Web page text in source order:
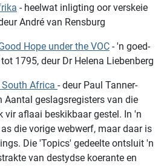
- heelwat inligting oor verskeie
André van Rensburg
Hope under the VOC - 'n goed-
1795, deur Dr Helena Liebenberg
Africa - deur Paul Tanner-
Aantal geslagsregisters van die
vir aflaai beskikbaar gestel. In 'n
die vorige webwerf, maar daar is
Die 'Topics' gedeelte ontsluit 'n
van destydse koerante en